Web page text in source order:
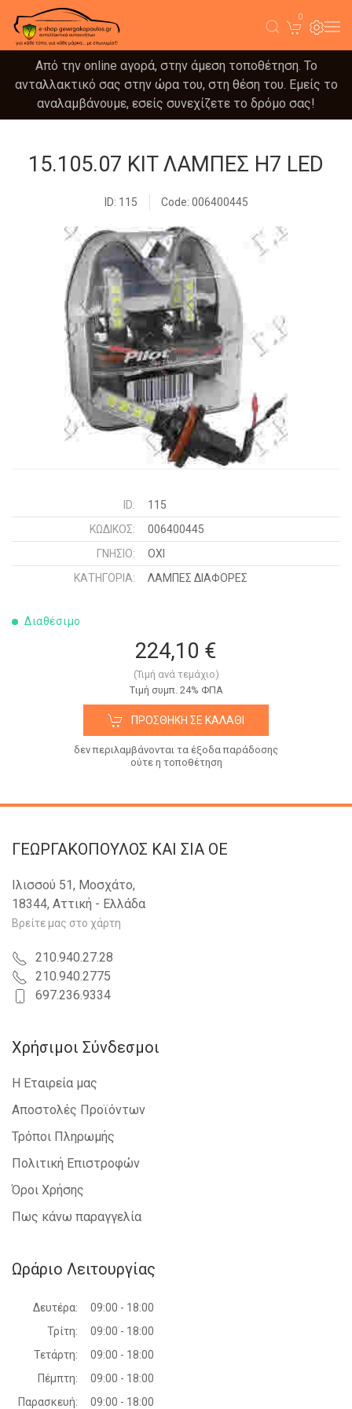
0
Από την online αγορά, στην άμεση τοποθέτηση. Το
ανταλλακτικό σας στην ώρα του, στη θέση του. Εμείς το
αναλαμβάνουμε, εσείς συνεχίζετε το δρόμο σας!
15.105.07 KIT ΛΑΜΠΕΣ H7 LED
ID: 115 Code: 006400445
ID:
115
ΚΩΔΙΚΌΣ:
006400445
ΓΝΉΣΙΟ:
ΟΧΙ
ΚΑΤΗΓΟΡΊΑ:
ΛΑΜΠΕΣ ΔΙΑΦΟΡΕΣ
Διαθέσιμο
224,10 €
(Τιμή ανά τεμάχιο)
Tιμή συμπ. 24% ΦΠΑ
ΠΡΟΣΘΉΚΗ ΣΕ ΚΑΛΆΘΙ
δεν περιλαμβάνονται τα έξοδα παράδοσης
ούτε η τοποθέτηση
ΓΕΩΡΓΑΚΟΠΟΥΛΟΣ KAI ΣΙΑ OE
Ιλισσού 51, Μοσχάτο,
18344, Αττική - Ελλάδα
Βρείτε μας στο χάρτη
210.940.27.28
210.940.2775
697.236.9334
Χρήσιμοι Σύνδεσμοι
Η Εταιρεία μας
Αποστολές Προϊόντων
Τρόποι Πληρωμής
Πολιτική Επιστροφών
Όροι Χρήσης
Πως κάνω παραγγελία
Ωράριο Λειτουργίας
Δευτέρα:
09:00 - 18:00
Τρίτη:
09:00 - 18:00
Τετάρτη:
09:00 - 18:00
Πέμπτη:
09:00 - 18:00
Παρασκευή:
09:00 - 18:00